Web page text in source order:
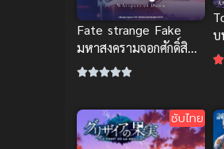
Fate strange Fake
มหาสงครามจอกศักดิ์สิทธิ์
อนิเมะซับไทย สุดยอด
บ
รั
ซับไทย